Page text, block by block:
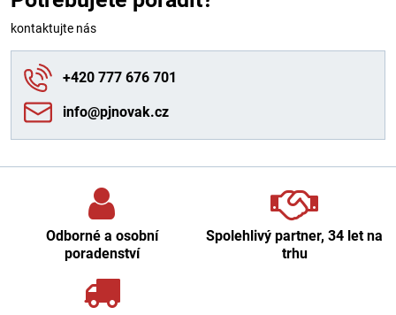
kontaktujte nás
+420 777 676 701
info​@pjnovak​.cz
Odborné a osobní
poradenství
Spolehlivý partner, 34 let na
trhu